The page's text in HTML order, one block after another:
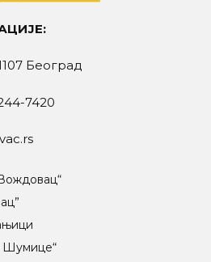
Београд
7420
Шумице“